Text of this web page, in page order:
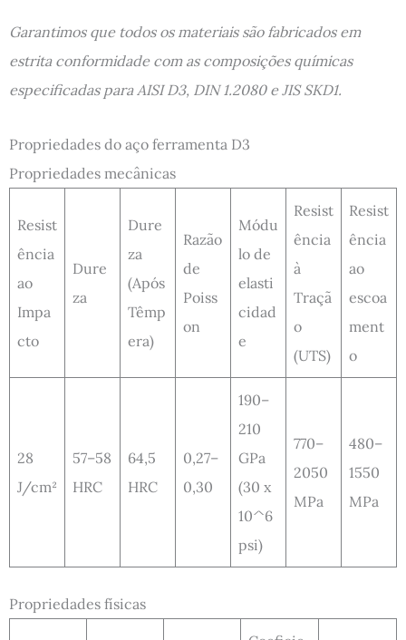
Garantimos que todos os materiais são fabricados em
estrita conformidade com as composições químicas
especificadas para AISI D3, DIN 1.2080 e JIS SKD1.
Propriedades do aço ferramenta D3
Propriedades mecânicas
Resist
ência
ao
Impa
cto
Dure
za
Dure
za
(Após
Têmp
era)
Razão
de
Poiss
on
Módu
lo de
elasti
cidad
e
Resist
ência
à
Traçã
o
(UTS)
Resist
ência
ao
escoa
ment
o
28
J/cm²
57–58
HRC
64,5
HRC
0,27–
0,30
190–
210
GPa
(30 x
10^6
psi)
770–
2050
MPa
480–
1550
MPa
Propriedades físicas